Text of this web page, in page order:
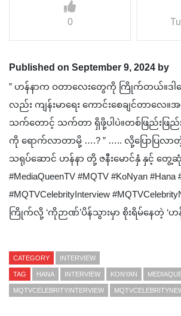
0
Published on September 9, 2024 by
” ဟန်နာက ဝတာလေးတွေကို ကြိုက်တယ်။ဒ
လည်း ကျန်းမာရေး ကောင်းစေချင်တာ
သက်တောင့် သက်တာ ရှိဖို့ပါပဲ။တစ်ဖြည်းဖြည်းနဲ့
ကို ရောက်လာတာမို့ ….? ” ….. လို့ပြောပြလာ
သရုပ်ဆောင် ဟန်နာ တို့ ဇနီးမောင်နှံ နှင့် တွေ့ဆုံ
#MediaQueenTV #MQTV #KoNyan
#MQTVCelebrityInterview
ကြိုက်လို့ ‘ကိုဉာဏ်’ပိန်သွားမှာ စိုးရိမ်နေတဲ့ ‘ဟန်
CATEGORY INTERVIEW
TAG HANA INTERVIEW KONYAN
MQTVCELEBRITYINTERVIEW